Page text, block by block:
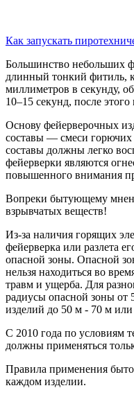
Как запускать
Большинство небольших
длинный тонкий фитиль,
миллиметров в секунду,
10–15 секунд, после этого
Основу фейерверочных
составы — смеси горючих
составы должны легко
фейерверки являются
повышенного внимания
Вопреки бытующему
взрывчатых веществ!
Из-за наличия горящих
фейерверка или разлета
опасной зоны. Опасной
нельзя находиться во
травм и ущерба. Для
радиусы опасной зоны от
изделий до 50 м - 70 м или
С 2010 года по условиям
должны применяться
Правила применения
каждом изделии.